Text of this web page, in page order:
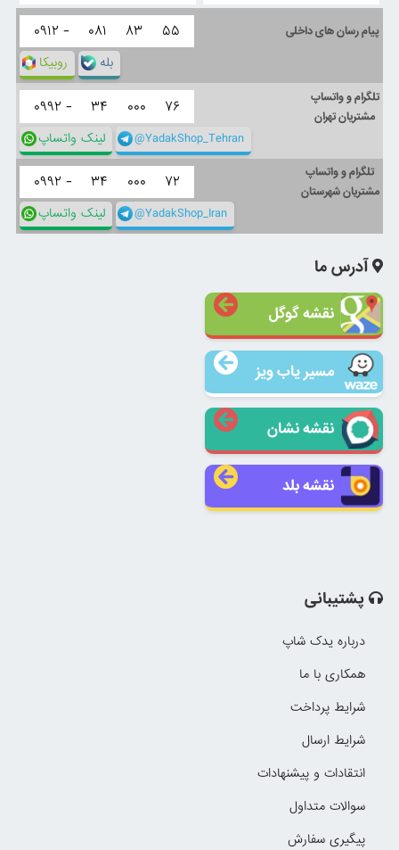
پیام رسان های داخلی ۰۹۱۲ - ۰۸۱ ۸۳ ۵۵
روبیکا بله
تلگرام و واتساپ
مشتریان تهران
۰۹۹۲ - ۳۴ ۰۰۰ ۷۶
لینک واتساپ @YadakShop_Tehran
تلگرام و واتساپ
مشتریان شهرستان
۰۹۹۲ - ۳۴ ۰۰۰ ۷۲
لینک واتساپ @YadakShop_Iran
آدرس ما
نقشه گوگل
مسیر یاب ویز
نقشه نشان
نقشه بلد
پشتیبانی
درباره یدک شاپ
همکاری با ما
شرایط پرداخت
شرایط ارسال
انتقادات و پیشنهادات
سوالات متداول
پیگیری سفارش